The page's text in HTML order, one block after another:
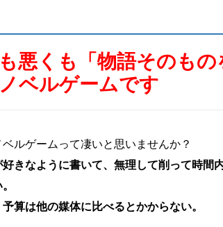
悪くも「物語そのも
ベルゲームです
ベルゲームって凄いと思いませんか？
きなように書いて、無理して削って時間
予算は他の媒体に比べるとかからない。